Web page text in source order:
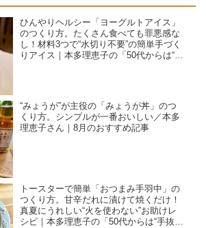
ひんやりヘルシー「ヨーグルトアイス」
のつくり方。たくさん食べても罪悪感な
し！材料3つで“水切り不要”の簡単手づく
りアイス｜本多理恵子の「50代からは“手
“みょうが”が主役の「みょうが丼」のつ
くり方。シンプルが一番おいしい／本多
理恵子さん｜8月のおすすめ記事
トースターで簡単「おつまみ手羽中」の
つくり方。甘辛だれに漬けて焼くだけ！
真夏にうれしい“火を使わない”お助けレ
シピ｜本多理恵子の「50代からは“手抜